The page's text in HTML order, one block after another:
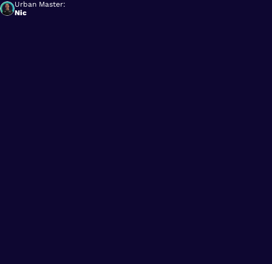
Urban Master:
Nic